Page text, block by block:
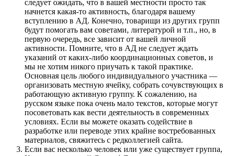
следует ожидать, что в вашей местности просто так
начнется какая-то активность, благодаря вашему
вступлению в АД. Конечно, товарищи из других групп
будут помогать вам советами, литературой и т.п., но, в
первую очередь, все зависит от вашей личной
активности. Помните, что в АД не следует ждать
указаний от каких-либо координационных советов, и
мы не хотим никого приучать к такой практике.
Основная цель любого индивидуального участника —
организовать местную ячейку, собрать сочувствующих в
работающую активную группу. К сожалению, на
русском языке пока очень мало текстов, которые могут
посоветовать как вести деятельность в современных
условиях. Если вы можете оказать содействие в
разработке или переводе этих крайне востребованных
материалов, свяжитесь с редколлегией сайта.
Если вас несколько человек или уже существует группа,